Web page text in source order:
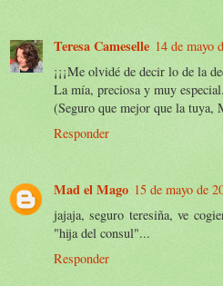
Teresa Cameselle 14 de mayo
¡¡¡Me olvidé de decir lo de la
La mía, preciosa y muy especial.
(Seguro que mejor que la tuya,
Responder
Mad el Mago 15 de mayo de
jajaja, seguro teresiña, ve
"hija del consul"...
Responder